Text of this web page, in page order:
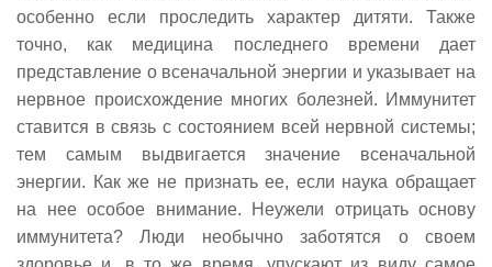
особенно если проследить характер дитяти. Также
точно, как медицина последнего времени дает
представление о всеначальной энергии и указывает на
нервное происхождение многих болезней. Иммунитет
ставится в связь с состоянием всей нервной системы;
тем самым выдвигается значение всеначальной
энергии. Как же не признать ее, если наука обращает
на нее особое внимание. Неужели отрицать основу
иммунитета? Люди необычно заботятся о своем